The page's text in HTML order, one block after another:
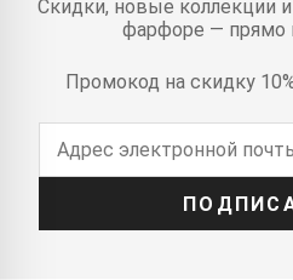
Скидки, новые коллекции
фарфоре — прямо
Промокод на скидку